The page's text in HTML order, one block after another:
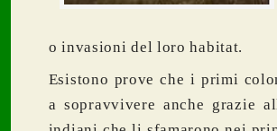
o invasioni del loro habitat.
Esistono prove che i primi
a sopravvivere anche grazie